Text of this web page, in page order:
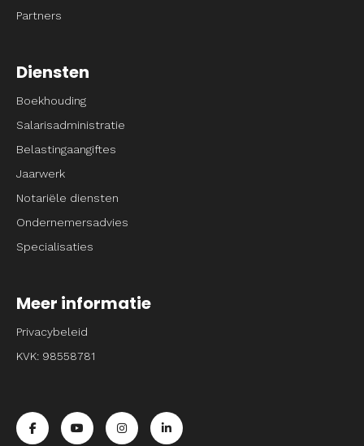
Partners
Diensten
Boekhouding
Salarisadministratie
Belastingaangiftes
Jaarwerk
Notariële diensten
Ondernemersadvies
Specialisaties
Meer informatie
Privacybeleid
KVK: 98558781
Ga naar de facebook pagina van Entrpnr
Ga naar de youtube pagina van Entrpnr
Ga naar de instagram pagina van Entrpnr
Ga naar de linkedin pagina van